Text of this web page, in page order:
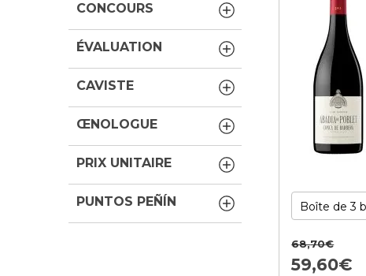
68,70€
59,60€
CONCOURS
ÉVALUATION
CAVISTE
ŒNOLOGUE
PRIX UNITAIRE
PUNTOS PEÑÍN